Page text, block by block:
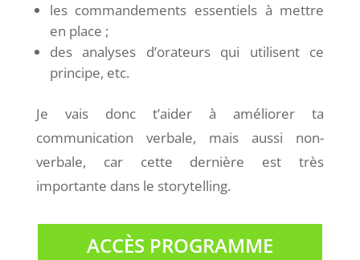
les commandements essentiels à mettre
en place ;
des analyses d’orateurs qui utilisent ce
principe, etc.
Je vais donc t’aider à améliorer ta
communication verbale, mais aussi non-
verbale, car cette dernière est très
importante dans le storytelling.
ACCÈS PROGRAMME